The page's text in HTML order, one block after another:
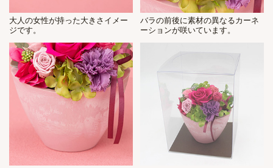
大人の女性が持った大きさイメー
ジです。
バラの前後に素材の異なるカーネ
ーションが咲いています。